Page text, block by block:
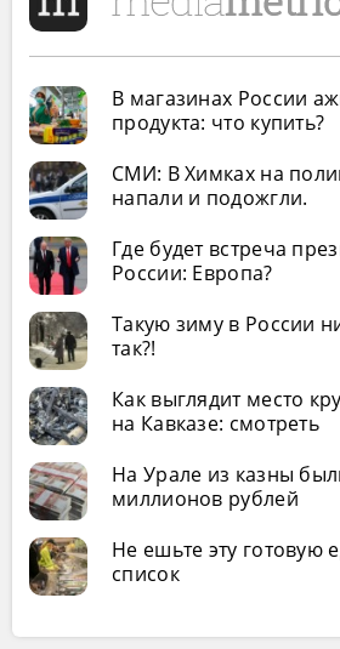
В магазинах России
продукта: что купить?
СМИ: В Химках на
напали и подожгли.
Где будет встреча
России: Европа?
Такую зиму в России
так?!
Как выглядит место
на Кавказе: смотреть
На Урале из казны
миллионов рублей
Не ешьте эту готовую
список